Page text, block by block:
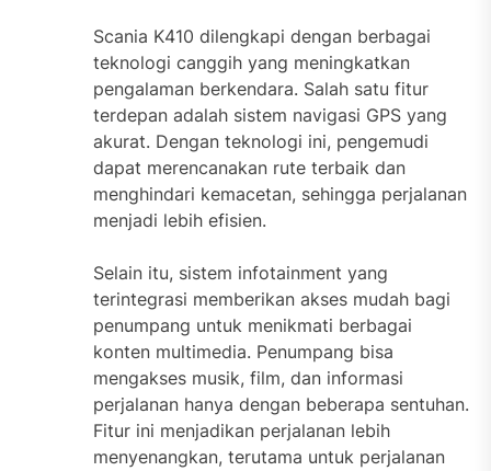
Scania K410 dilengkapi dengan berbagai
teknologi canggih yang meningkatkan
pengalaman berkendara. Salah satu fitur
terdepan adalah sistem navigasi GPS yang
akurat. Dengan teknologi ini, pengemudi
dapat merencanakan rute terbaik dan
menghindari kemacetan, sehingga perjalanan
menjadi lebih efisien.
Selain itu, sistem infotainment yang
terintegrasi memberikan akses mudah bagi
penumpang untuk menikmati berbagai
konten multimedia. Penumpang bisa
mengakses musik, film, dan informasi
perjalanan hanya dengan beberapa sentuhan.
Fitur ini menjadikan perjalanan lebih
menyenangkan, terutama untuk perjalanan